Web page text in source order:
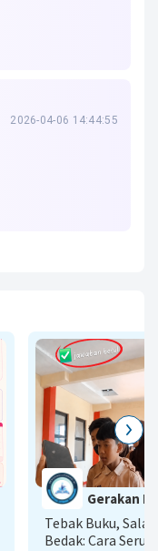
2026-04-06 14:44:55
Gerakan
Tebak Buku,
Bedak: Cara Seru